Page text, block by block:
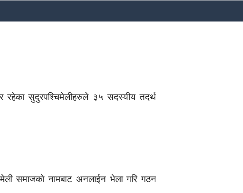
रहेका सुदुरपश्चिमेलीहरुले ३५ सदस्यीय तदर्थ
समाजकाे नामबाट अनलाईन भेला गरि गठन